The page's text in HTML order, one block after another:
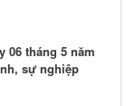
06 tháng 5 năm
sự nghiệp